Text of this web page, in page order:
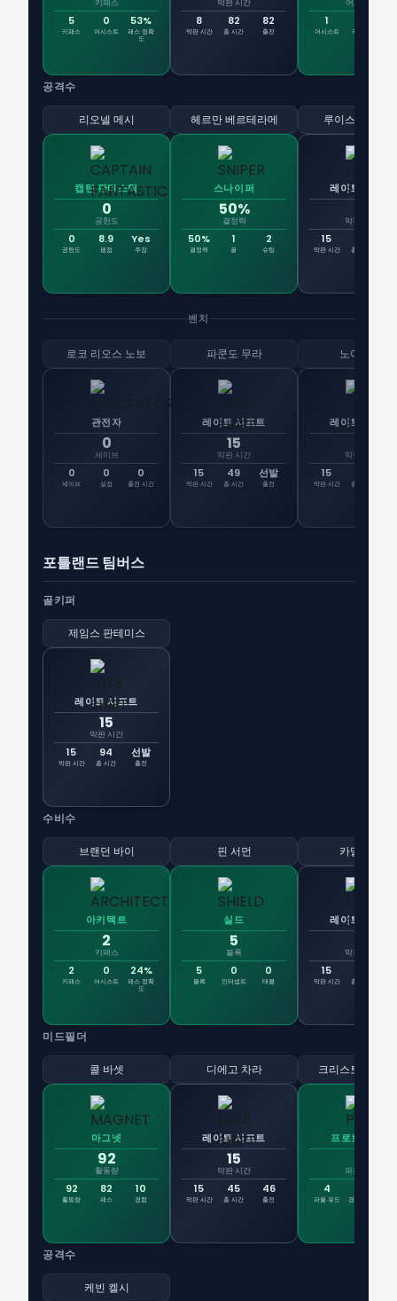
키패스
5
키패스
0
어시스트
53%
패스 정확
도
막판 시간
8
막판 시간
82
총 시간
82
출전
어시스트
1
어시스트 키패스
공격수
리오넬 메시
캡틴 판타스틱
0
공헌도
0
공헌도
8.9
평점
Yes
주장
헤르만 베르테라메
스나이퍼
50%
결정력
50%
결정력
1
골
2
슈팅
루이스 수아레
레이트 시프트
막판 시간
15
막판 시간 총 시간
벤치
로코 리오스 노보
관전자
0
세이브
0
세이브
0
실점
0
출전 시간
파쿤도 무라
레이트 시프트
15
막판 시간
15
막판 시간
49
총 시간
선발
출전
노아 앨런
레이트 시프트
막판 시간
15
막판 시간 총 시간
포틀랜드 팀버스
골키퍼
제임스 판테미스
레이트 시프트
15
막판 시간
15
막판 시간
94
총 시간
선발
출전
수비수
브랜던 바이
아키텍트
2
키패스
2
키패스
0
어시스트
24%
패스 정확
도
핀 서먼
실드
5
블록
5
블록
0
인터셉트
0
태클
카말 밀러
레이트 시프트
막판 시간
15
막판 시간 총 시간
미드필더
콜 바셋
마그넷
92
활동량
92
활동량
82
패스
10
경합
디에고 차라
레이트 시프트
15
막판 시간
15
막판 시간
45
총 시간
46
출전
크리스토페르
프로보카퇴르
파울 유도
4
파울 유도 경합 승리
공격수
케빈 켈시